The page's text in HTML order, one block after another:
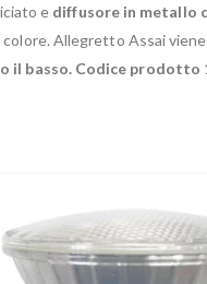
e diffusore in metallo
Allegretto Assai
basso. Codice prodotto